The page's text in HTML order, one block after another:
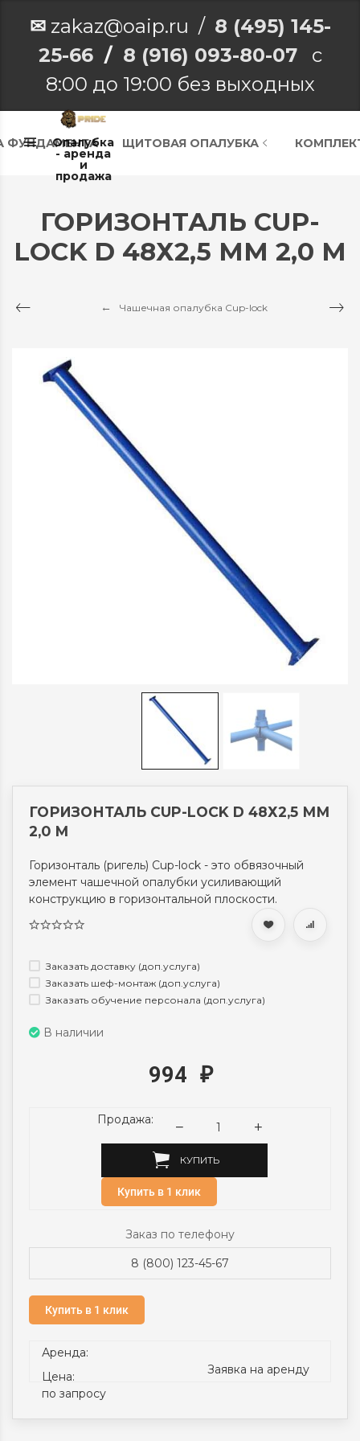
✉zakaz@oaip.ru / 8 (495) 145-
25-66/ 8 (916) 093-80-07с
8:00 до 19:00 без выходных
Опалубка
- аренда
и
продажа
ФУНДАМЕНТА ЩИТОВАЯ ОПАЛУБКА
ГОРИЗОНТАЛЬ CUP-
LOCK D 48Х2,5 ММ 2,0 М
Чашечная опалубка Cup-lock
ГОРИЗОНТАЛЬ CUP-LOCK D 48Х2,5 ММ
2,0 М
Горизонталь (ригель) Cup-lock - это обвязочный
элемент чашечной опалубки усиливающий
конструкцию в горизонтальной плоскости.
Заказать доставку (доп.услуга)
Заказать шеф-монтаж (доп.услуга)
Заказать обучение персонала (доп.услуга)
В наличии
994 ₽
Продажа:
КУПИТЬ
Купить в 1 клик
Заказ по телефону
8 (800) 123-45-67
Купить в 1 клик
Аренда:
Цена:
по запросу
Заявка на аренду